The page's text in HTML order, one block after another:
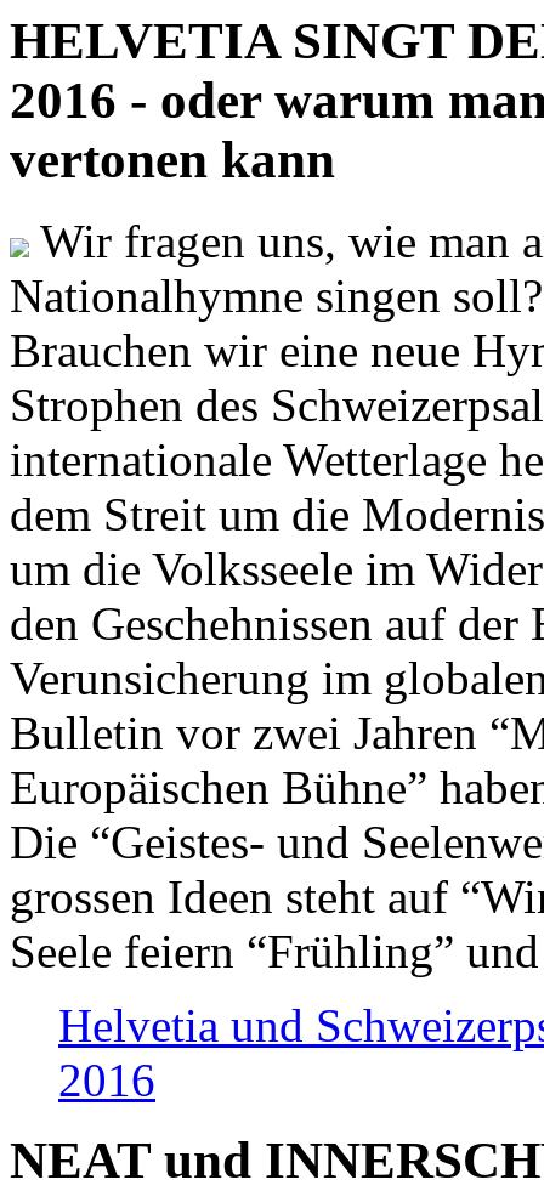
HELVETIA SINGT
2016 - oder warum
vertonen kann
Wir fragen uns, wie man
Nationalhymne singen
Brauchen wir eine neue
Strophen des
internationale Wetterlage
dem Streit um die
um die Volksseele im
den Geschehnissen auf
Verunsicherung im
Bulletin vor zwei Jahren
Europäischen Bühne”
Die “Geistes- und
grossen Ideen steht auf
Seele feiern “Frühling”
Helvetia und
2016
NEAT und